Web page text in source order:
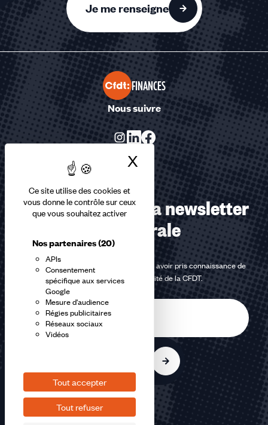
Ce site utilise des cookies et
vous donne le contrôle sur ceux
que vous souhaitez activer
Nos partenaires(20)
APIs
Consentement
spécifique aux services
Google
Mesure d'audience
Régies publicitaires
Réseaux sociaux
Vidéos
Tout accepter
Tout refuser
X Masquer le
Je me renseigne
FINANCES
Nous suivre
Abonnez-vous à la newsletter
confédérale
En m'inscrivant à la newsletter, j'affirme avoir pris connaissance de
lapolitique de confidentialité de la CFDT.